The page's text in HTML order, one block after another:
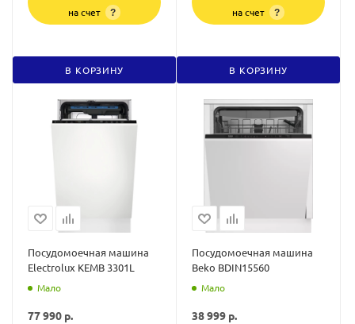
на счет
?
В КОРЗИНУ
на счет
?
В КОРЗИНУ
Посудомоечная машина
Electrolux KEMB 3301L
Мало
77 990 р.
Посудомоечная машина
Beko BDIN15560
Мало
38 999 р.